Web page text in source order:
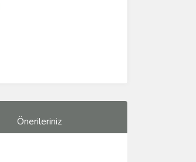
Önerileriniz